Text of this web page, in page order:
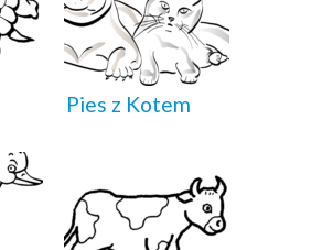
Pies z Kotem